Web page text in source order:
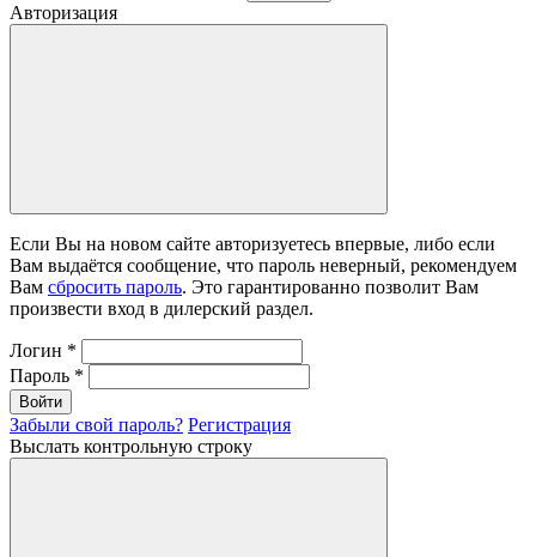
Авторизация
Если Вы на новом сайте авторизуетесь впервые, либо если
Вам выдаётся сообщение, что пароль неверный, рекомендуем
Вам сбросить пароль. Это гарантированно позволит Вам
произвести вход в дилерский раздел.
Логин *
Пароль *
Войти
Забыли свой пароль? Регистрация
Выслать контрольную строку